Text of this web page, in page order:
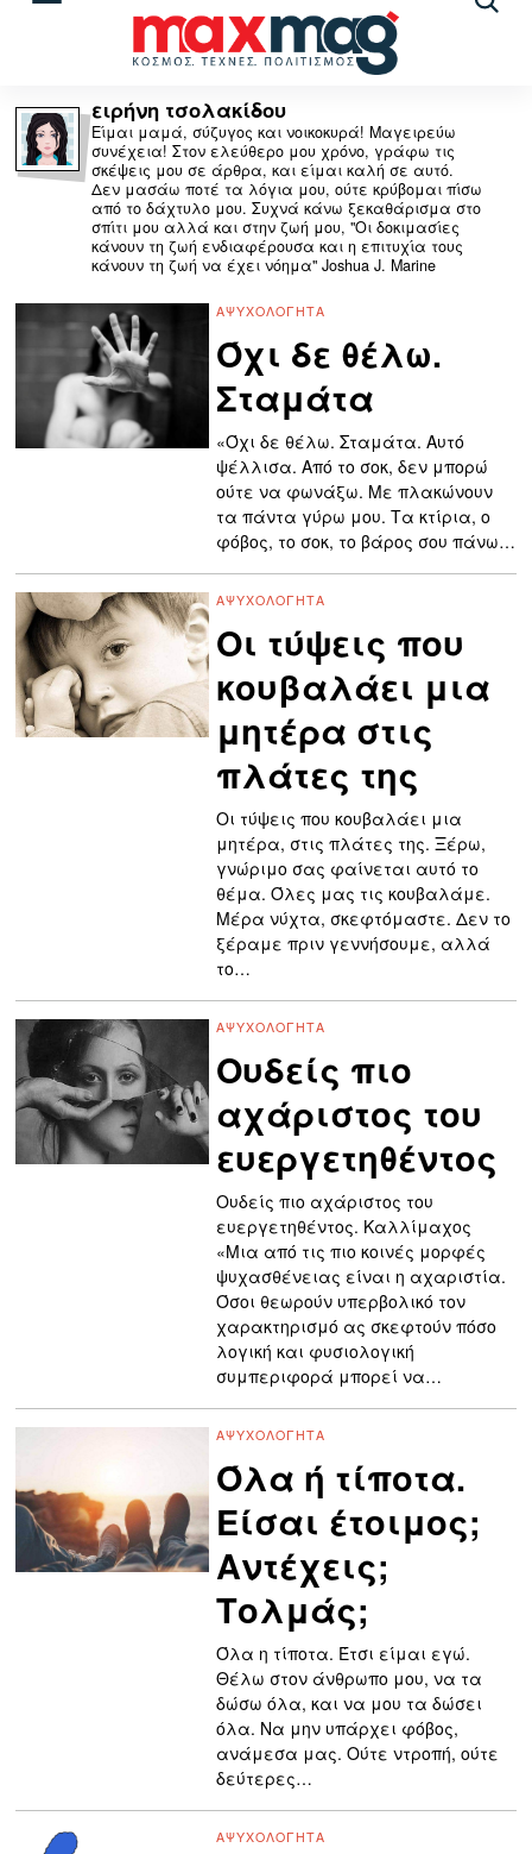
ειρήνη τσολακίδου
Είμαι μαμά, σύζυγος και νοικοκυρά! Μαγειρεύω
συνέχεια! Στον ελεύθερο μου χρόνο, γράφω τις
σκέψεις μου σε άρθρα, και είμαι καλή σε αυτό.
Δεν μασάω ποτέ τα λόγια μου, ούτε κρύβομαι πίσω
από το δάχτυλο μου. Συχνά κάνω ξεκαθάρισμα στο
σπίτι μου αλλά και στην ζωή μου, "Οι δοκιμασίες
κάνουν τη ζωή ενδιαφέρουσα και η επιτυχία τους
κάνουν τη ζωή να έχει νόημα" Joshua J. Marine
ΑΨΥΧΟΛΌΓΗΤΑ
Όχι δε θέλω.
Σταμάτα
«Όχι δε θέλω. Σταμάτα. Αυτό
ψέλλισα. Από το σοκ, δεν μπορώ
ούτε να φωνάξω. Με πλακώνουν
τα πάντα γύρω μου. Τα κτίρια, ο
φόβος, το σοκ, το βάρος σου πάνω…
ΑΨΥΧΟΛΌΓΗΤΑ
Οι τύψεις που
κουβαλάει μια
μητέρα στις
πλάτες της
Οι τύψεις που κουβαλάει μια
μητέρα, στις πλάτες της. Ξέρω,
γνώριμο σας φαίνεται αυτό το
θέμα. Όλες μας τις κουβαλάμε.
Μέρα νύχτα, σκεφτόμαστε. Δεν το
ξέραμε πριν γεννήσουμε, αλλά
το…
ΑΨΥΧΟΛΌΓΗΤΑ
Ουδείς πιο
αχάριστος του
ευεργετηθέντος
Ουδείς πιο αχάριστος του
ευεργετηθέντος. Καλλίμαχος
«Μια από τις πιο κοινές μορφές
ψυχασθένειας είναι η αχαριστία.
Όσοι θεωρούν υπερβολικό τον
χαρακτηρισμό ας σκεφτούν πόσο
λογική και φυσιολογική
συμπεριφορά μπορεί να…
ΑΨΥΧΟΛΌΓΗΤΑ
Όλα ή τίποτα.
Είσαι έτοιμος;
Αντέχεις;
Τολμάς;
Όλα η τίποτα. Έτσι είμαι εγώ.
Θέλω στον άνθρωπο μου, να τα
δώσω όλα, και να μου τα δώσει
όλα. Να μην υπάρχει φόβος,
ανάμεσα μας. Ούτε ντροπή, ούτε
δεύτερες…
ΑΨΥΧΟΛΌΓΗΤΑ